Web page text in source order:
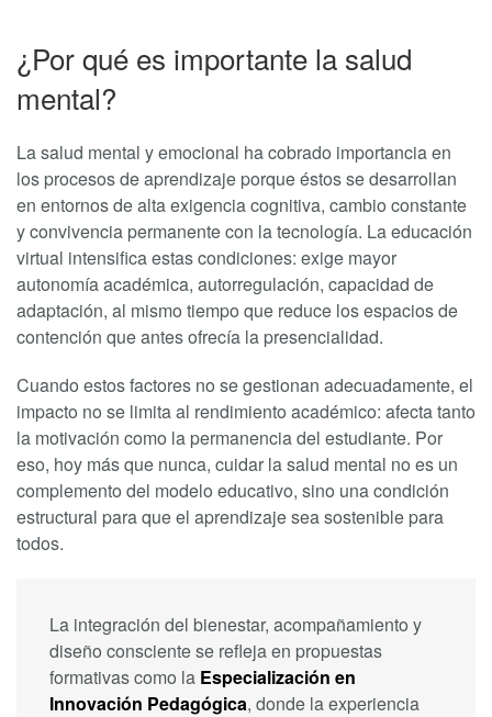
¿Por qué es importante la salud
mental?
La salud mental y emocional ha cobrado importancia en
los procesos de aprendizaje porque éstos se desarrollan
en entornos de alta exigencia cognitiva, cambio constante
y convivencia permanente con la tecnología. La educación
virtual intensifica estas condiciones: exige mayor
autonomía académica, autorregulación, capacidad de
adaptación, al mismo tiempo que reduce los espacios de
contención que antes ofrecía la presencialidad.
Cuando estos factores no se gestionan adecuadamente, el
impacto no se limita al rendimiento académico: afecta tanto
la motivación como la permanencia del estudiante. Por
eso, hoy más que nunca, cuidar la salud mental no es un
complemento del modelo educativo, sino una condición
estructural para que el aprendizaje sea sostenible para
todos.
La integración del bienestar, acompañamiento y
diseño consciente se refleja en propuestas
formativas como la Especialización en
Innovación Pedagógica, donde la experiencia